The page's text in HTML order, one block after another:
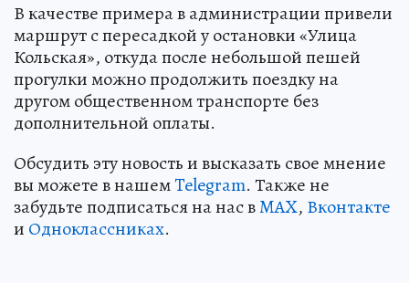
В качестве примера в администрации привели
маршрут с пересадкой у остановки «Улица
Кольская», откуда после небольшой пешей
прогулки можно продолжить поездку на
другом общественном транспорте без
дополнительной оплаты.
Обсудить эту новость и высказать свое мнение
вы можете в нашемTelegram. Также не
забудьте подписаться на нас вMAX, Вконтакте
и Одноклассниках.